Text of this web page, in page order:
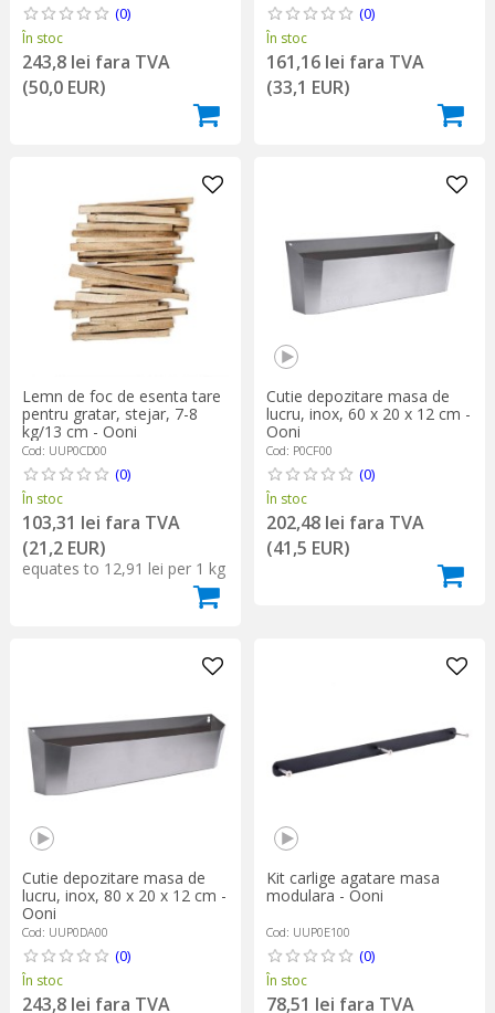
(0)
În stoc
243,8 lei fara TVA
(50,0 EUR)
(0)
În stoc
161,16 lei fara TVA
(33,1 EUR)
Lemn de foc de esenta tare
pentru gratar, stejar, 7-8
kg/13 cm - Ooni
Cod: UUP0CD00
(0)
În stoc
103,31 lei fara TVA
(21,2 EUR)
equates to 12,91 lei per 1 kg
Cutie depozitare masa de
lucru, inox, 60 x 20 x 12 cm -
Ooni
Cod: P0CF00
(0)
În stoc
202,48 lei fara TVA
(41,5 EUR)
Cutie depozitare masa de
lucru, inox, 80 x 20 x 12 cm -
Ooni
Cod: UUP0DA00
(0)
În stoc
243,8 lei fara TVA
Kit carlige agatare masa
modulara - Ooni
Cod: UUP0E100
(0)
În stoc
78,51 lei fara TVA